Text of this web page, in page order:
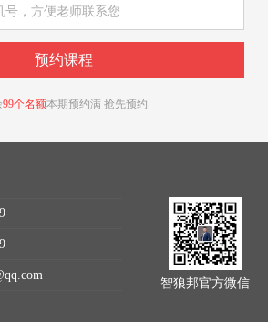
99个名额本期预约满 抢先预约
智狼邦官方微信